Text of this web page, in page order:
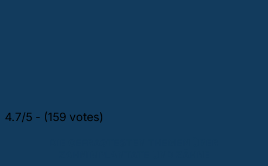
4.7/5 - (159 votes)